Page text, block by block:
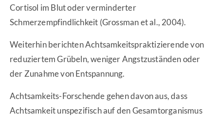
Cortisol im Blut oder verminderter
Schmerzempfindlichkeit (Grossman et al., 2004).
Weiterhin berichten Achtsamkeitspraktizierende von
reduziertem Grübeln, weniger Angstzuständen oder
der Zunahme von Entspannung.
Achtsamkeits-Forschende gehen davon aus, dass
Achtsamkeit unspezifisch auf den Gesamtorganismus